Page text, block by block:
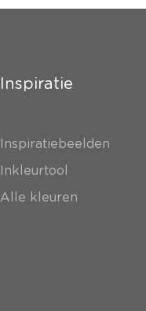
Inspiratie
Inspiratiebeelden
Inkleurtool
Alle kleuren